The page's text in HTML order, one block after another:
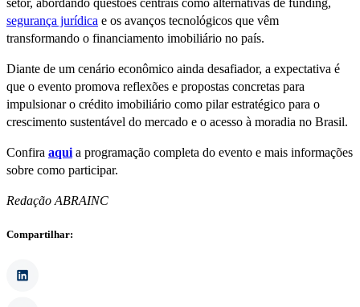
setor, abordando questões centrais como alternativas de funding,
segurança jurídica e os avanços tecnológicos que vêm
transformando o financiamento imobiliário no país.
Diante de um cenário econômico ainda desafiador, a expectativa é
que o evento promova reflexões e propostas concretas para
impulsionar o crédito imobiliário como pilar estratégico para o
crescimento sustentável do mercado e o acesso à moradia no Brasil.
Confira aqui a programação completa do evento e mais informações
sobre como participar.
Redação ABRAINC
Compartilhar: